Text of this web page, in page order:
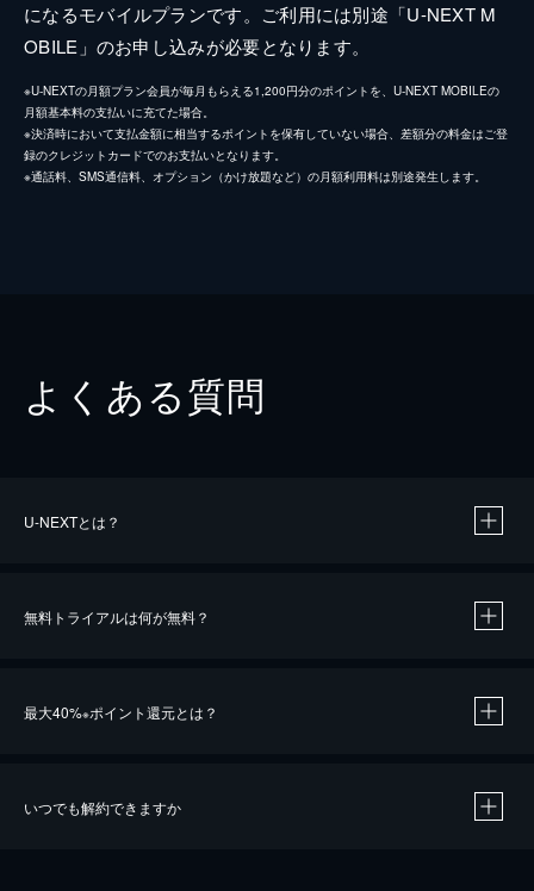
になるモバイルプランです。ご利用には別途「U-NEXT M
OBILE」のお申し込みが必要となります。
※U-NEXTの月額プラン会員が毎月もらえる1,200円分のポイントを、U-NEXT MOBILEの
月額基本料の支払いに充てた場合。
※決済時において支払金額に相当するポイントを保有していない場合、差額分の料金はご登
録のクレジットカードでのお支払いとなります。
※通話料、SMS通信料、オプション（かけ放題など）の月額利用料は別途発生します。
よくある質問
U-NEXTとは？
無料トライアルは何が無料？
最大40%※ポイント還元とは？
いつでも解約できますか